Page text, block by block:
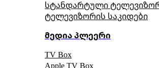
სტანდარტული
ტელევიზორის საკიდები
მედია პლეერი
TV Box
Apple TV Box